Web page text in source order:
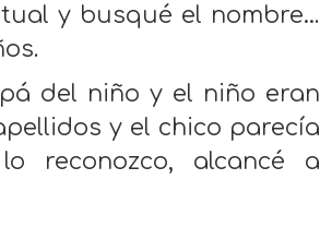
y busqué el nombre…
del niño y el niño eran
y el chico parecía
reconozco, alcancé a